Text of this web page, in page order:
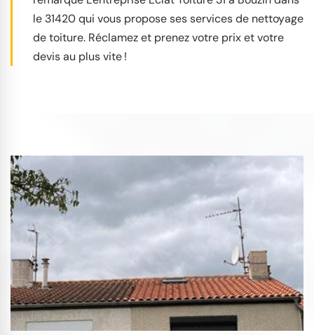
le 31420 qui vous propose ses services de nettoyage
de toiture. Réclamez et prenez votre prix et votre
devis au plus vite !